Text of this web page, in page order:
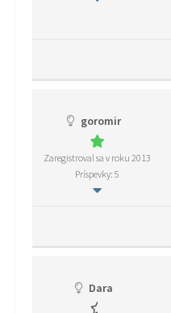
goromir
Zaregistroval sa v roku 2013
Príspevky: 5
Dara